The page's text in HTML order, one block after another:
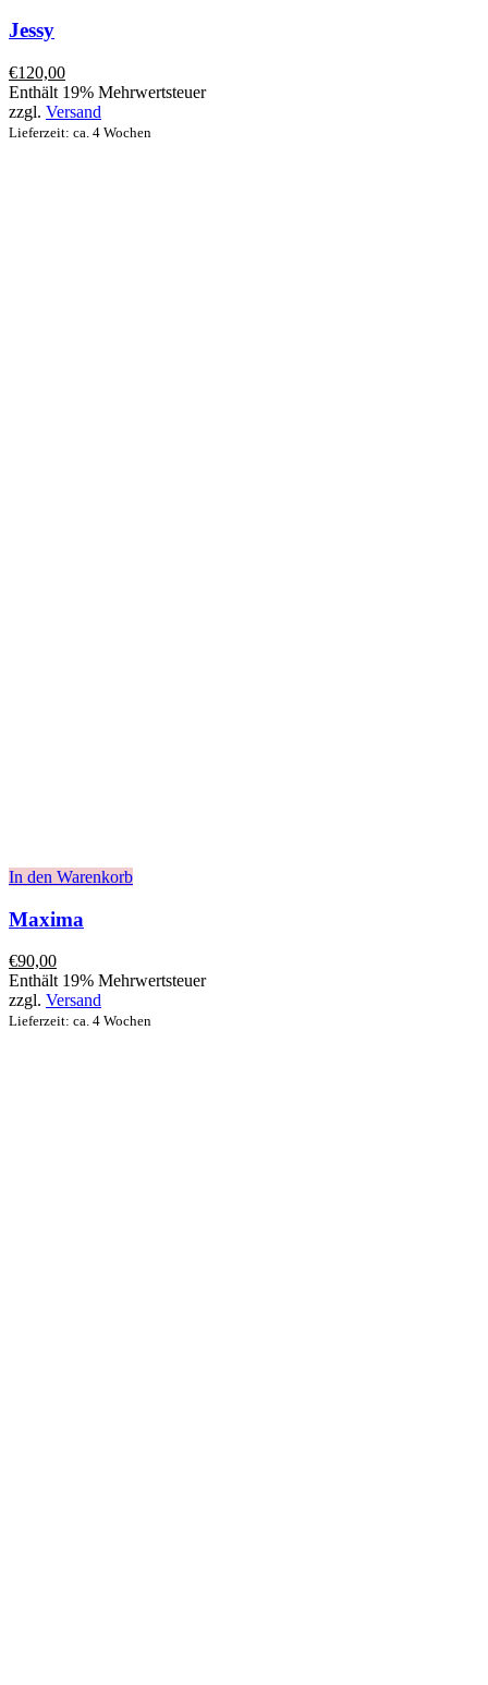
Jessy
€120,00
Enthält 19% Mehrwertsteuer
zzgl. Versand
Lieferzeit: ca. 4 Wochen
In den Warenkorb
Maxima
€90,00
Enthält 19% Mehrwertsteuer
zzgl. Versand
Lieferzeit: ca. 4 Wochen